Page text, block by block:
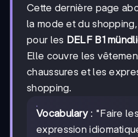
Cette dernière page
la mode et du
pour les DELF B1
Elle couvre les
chaussures et les
shopping.
Vocabulary : "Faire
expression